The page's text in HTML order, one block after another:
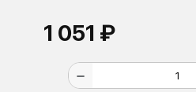
1 051 ₽
remove